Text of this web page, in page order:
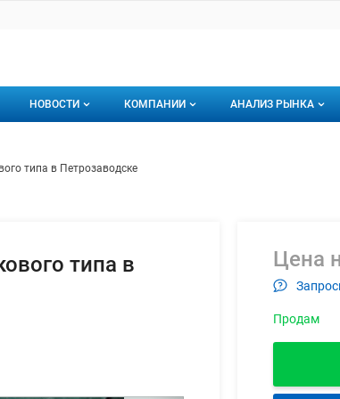
НОВОСТИ КОМПАНИИ АНАЛИЗ РЫНКА
аппараты лоткового
типа в Петрозаводске
типа в
Цена
Продам